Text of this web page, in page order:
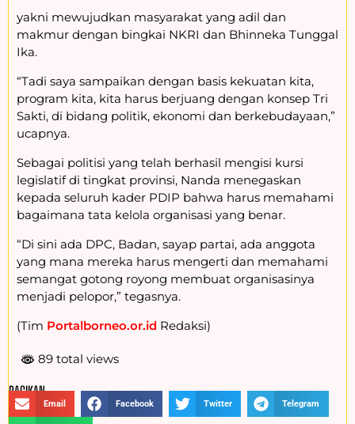
yakni mewujudkan masyarakat yang adil dan
makmur dengan bingkai NKRI dan Bhinneka Tunggal
Ika.
“Tadi saya sampaikan dengan basis kekuatan kita,
program kita, kita harus berjuang dengan konsep Tri
Sakti, di bidang politik, ekonomi dan berkebudayaan,”
ucapnya.
Sebagai politisi yang telah berhasil mengisi kursi
legislatif di tingkat provinsi, Nanda menegaskan
kepada seluruh kader PDIP bahwa harus memahami
bagaimana tata kelola organisasi yang benar.
“Di sini ada DPC, Badan, sayap partai, ada anggota
yang mana mereka harus mengerti dan memahami
semangat gotong royong membuat organisasinya
menjadi pelopor,” tegasnya.
(Tim Portalborneo.or.id Redaksi)
89 total views
BAGIKAN :
Email Facebook Twitter Telegram